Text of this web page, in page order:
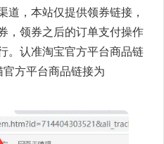
道，本站仅提供领券链接，
，领券之后的订单支付操作
。认准淘宝官方平台商品链
方平台商品链接为